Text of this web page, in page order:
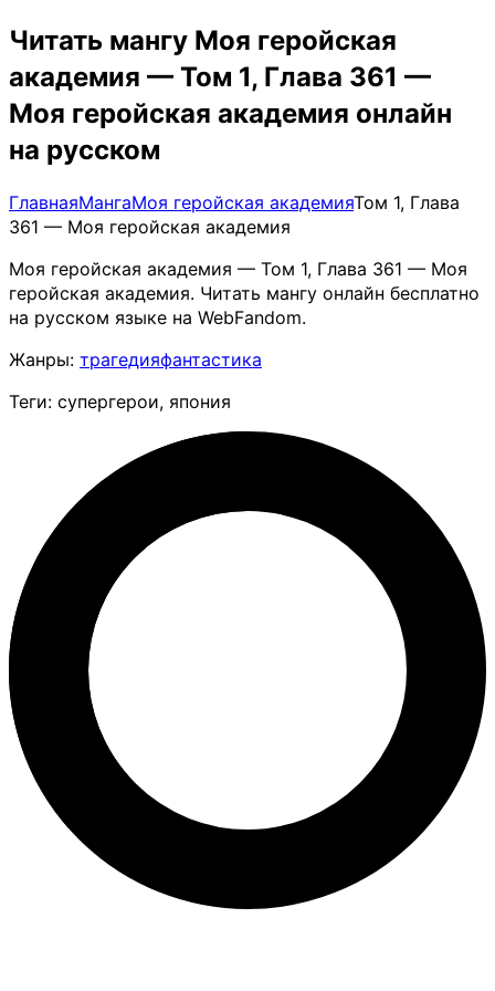
Читать мангу Моя геройская
академия — Том 1, Глава 361 —
Моя геройская академия онлайн
на русском
ГлавнаяМангаМоя геройская академияТом 1, Глава
361 — Моя геройская академия
Моя геройская академия — Том 1, Глава 361 — Моя
геройская академия. Читать мангу онлайн бесплатно
на русском языке на WebFandom.
Жанры: трагедияфантастика
Теги: супергерои, япония